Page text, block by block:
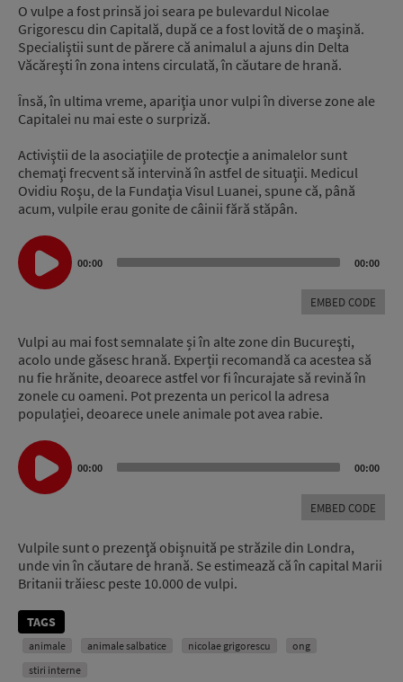
O vulpe a fost prinsă joi seara pe bulevardul Nicolae
Grigorescu din Capitală, după ce a fost lovită de o maşină.
Specialiştii sunt de părere că animalul a ajuns din Delta
Văcăreşti în zona intens circulată, în căutare de hrană.
Însă, în ultima vreme, apariţia unor vulpi în diverse zone ale
Capitalei nu mai este o surpriză.
Activiştii de la asociaţiile de protecţie a animalelor sunt
chemaţi frecvent să intervină în astfel de situaţii. Medicul
Ovidiu Roşu, de la Fundaţia Visul Luanei, spune că, până
acum, vulpile erau gonite de câinii fără stăpân.
Audio
Player
00:00 00:00
EMBED CODE
Vulpi au mai fost semnalate și în alte zone din Bucureşti,
acolo unde găsesc hrană. Experții recomandă ca acestea să
nu fie hrănite, deoarece astfel vor fi încurajate să revină în
zonele cu oameni. Pot prezenta un pericol la adresa
populației, deoarece unele animale pot avea rabie.
Audio
Player
00:00 00:00
EMBED CODE
Vulpile sunt o prezenţă obişnuită pe străzile din Londra,
unde vin în căutare de hrană. Se estimează că în capital Marii
Britanii trăiesc peste 10.000 de vulpi.
TAGS
animale animale salbatice nicolae grigorescu
ong
stiri interne